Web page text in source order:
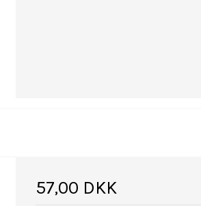
57,00 DKK